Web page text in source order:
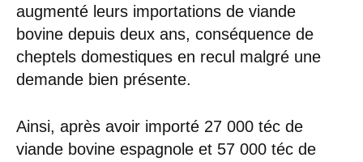
augmenté leurs importations de viande
bovine depuis deux ans, conséquence de
cheptels domestiques en recul malgré une
demande bien présente.
Ainsi, après avoir importé 27 000 téc de
viande bovine espagnole et 57 000 téc de